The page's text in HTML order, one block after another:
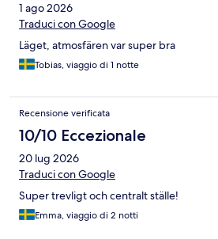
1 ago 2026
Traduci con Google
Läget, atmosfären var super bra
Tobias, viaggio di 1 notte
Recensione verificata
10/10 Eccezionale
20 lug 2026
Traduci con Google
Super trevligt och centralt ställe!
Emma, viaggio di 2 notti